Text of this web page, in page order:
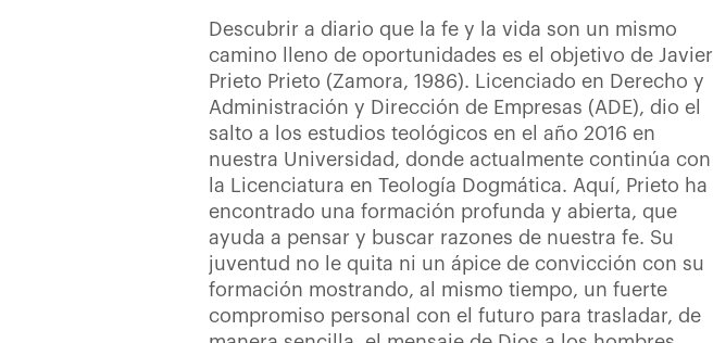
Descubrir a diario que la fe y la vida son un mismo
camino lleno de oportunidades es el objetivo de Javier
Prieto Prieto (Zamora, 1986). Licenciado en Derecho y
Administración y Dirección de Empresas (ADE), dio el
salto a los estudios teológicos en el año 2016 en
nuestra Universidad, donde actualmente continúa con
la Licenciatura en Teología Dogmática. Aquí, Prieto ha
encontrado una formación profunda y abierta, que
ayuda a pensar y buscar razones de nuestra fe. Su
juventud no le quita ni un ápice de convicción con su
formación mostrando, al mismo tiempo, un fuerte
compromiso personal con el futuro para trasladar, de